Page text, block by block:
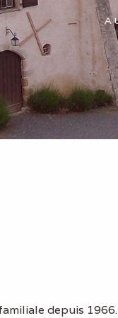
depuis 1966.